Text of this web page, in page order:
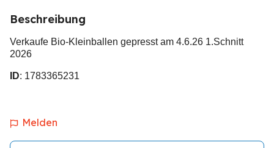
Beschreibung
Verkaufe Bio-Kleinballen gepresst am 4.6.26 1.Schnitt
2026
ID: 1783365231
Melden